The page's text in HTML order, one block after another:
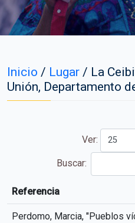
Inicio / Lugar / La
Unión, Departamento
Ver:
Buscar:
Referencia
Referencia
Perdomo, Marcia, "Pueblos